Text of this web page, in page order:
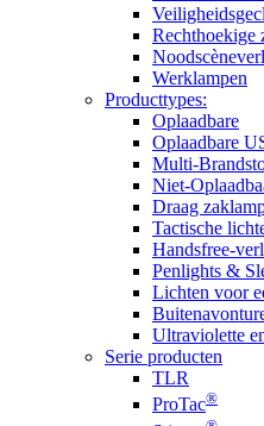
Rechthoekige
Werklampen
Producttypes:
Oplaadbare
Oplaadbare
Multi-
Niet-
Draag
Tactische
Handsfree-
Penlights &
Lichten voor
Ultraviolette
Serie producten
TLR
ProTac®